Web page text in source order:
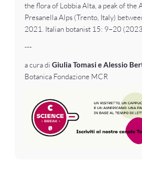
the flora of Lobbia Alta, a peak of the
Presanella Alps (Trento, Italy)
2021. Italian botanist 15: 9–20
---
a cura di Giulia Tomasi e Alessio
Botanica Fondazione MCR